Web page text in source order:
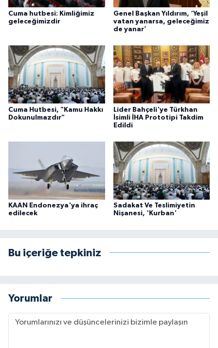
Cuma hutbesi: Kimliğimiz
geleceğimizdir
Genel Başkan Yıldırım, ‘Yeşil
vatan yanarsa, geleceğimiz
de yanar’
Cuma Hutbesi, "Kamu Hakkı
Dokunulmazdır"
Lider Bahçeli'ye Türkhan
İsimli İHA Prototipi Takdim
Edildi
KAAN Endonezya'ya ihraç
edilecek
Sadakat Ve Teslimiyetin
Nişanesi, 'Kurban'
Bu içeriğe tepkiniz
Yorumlar